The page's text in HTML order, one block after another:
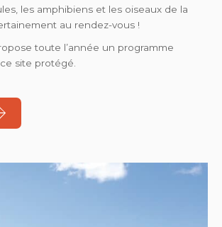
les amphibiens et les oiseaux de la
au rendez-vous !
toute l’année un programme
site protégé.